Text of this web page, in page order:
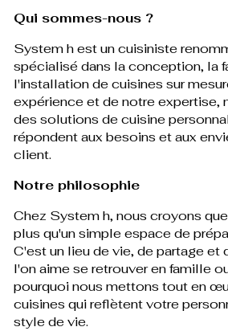
Qui sommes-nous ?
System h est un cuisiniste
spécialisé dans la conception, la
l'installation de cuisines sur
expérience et de notre expertise,
des solutions de cuisine
répondent aux besoins et aux
client.
Notre philosophie
Chez System h, nous croyons
plus qu'un simple espace de
C'est un lieu de vie, de partage et
l'on aime se retrouver en famille
pourquoi nous mettons tout en
cuisines qui reflètent votre
style de vie.